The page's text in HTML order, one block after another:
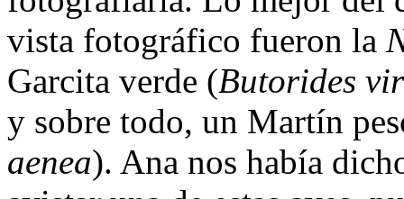
vista fotográfico fueron la
Garcita verde (Butorides
y sobre todo, un Martín
aenea). Ana nos había